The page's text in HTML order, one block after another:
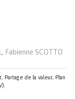
Fabienne SCOTTO
Partage de la valeur, Plan